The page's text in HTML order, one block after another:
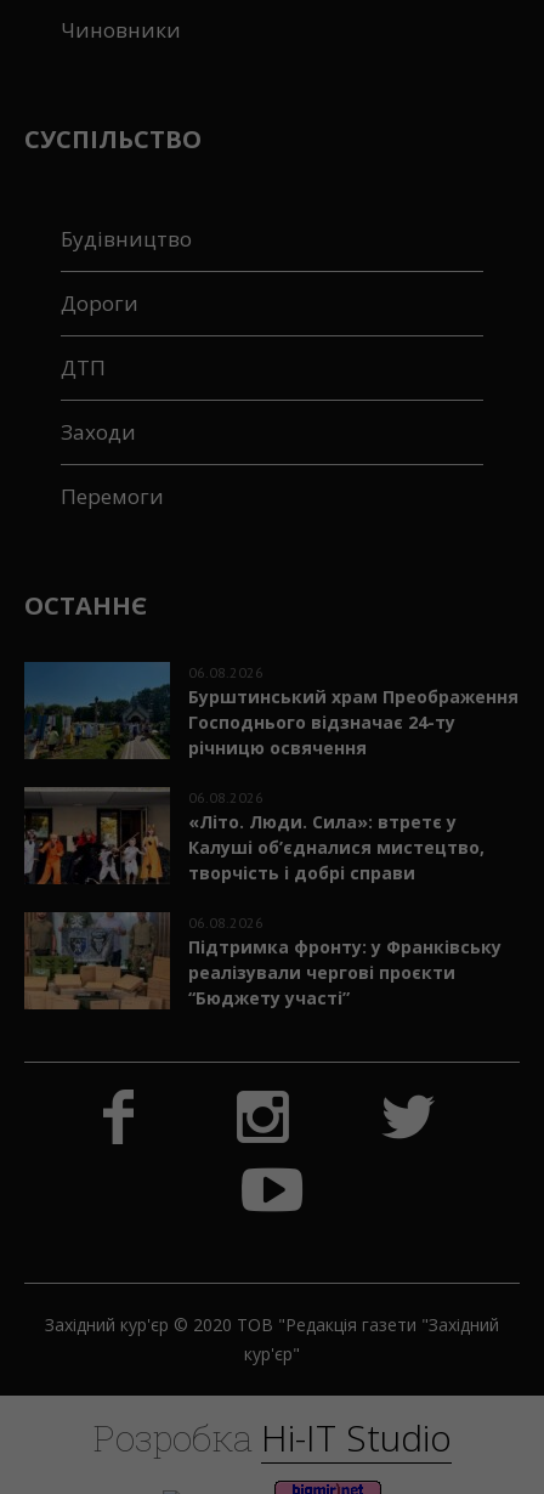
Чиновники
СУСПІЛЬСТВО
Будівництво
Дороги
ДТП
Заходи
Перемоги
ОСТАННЄ
06.08.2026
Бурштинський храм Преображення
Господнього відзначає 24-ту
річницю освячення
06.08.2026
«Літо. Люди. Сила»: втретє у
Калуші об’єдналися мистецтво,
творчість і добрі справи
06.08.2026
Підтримка фронту: у Франківську
реалізували чергові проєкти
“Бюджету участі”
Західний кур'єр © 2020 ТОВ "Редакція газети "Західний
кур'єр"
Розробка Hi-IT Studio